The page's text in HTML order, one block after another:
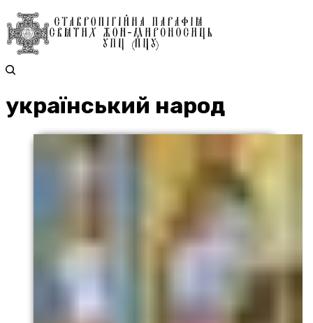
український народ